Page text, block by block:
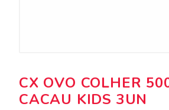
CX OVO COLHER
CACAU KIDS 3UN